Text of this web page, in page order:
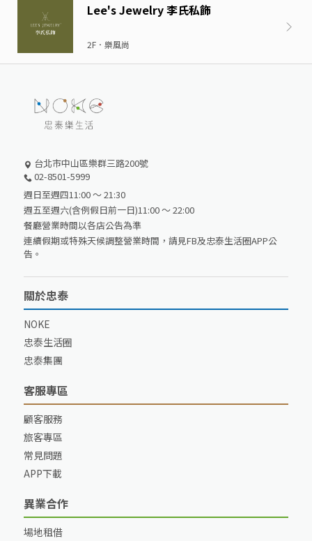
Lee's Jewelry 李氏私飾
2F．樂風尚
台北市中山區樂群三路200號
02-8501-5999
週日至週四11:00 ～ 21:30
週五至週六(含例假日前一日)11:00 ～ 22:00
餐廳營業時間以各店公告為準
連續假期或特殊天候調整營業時間，請見FB及忠泰生活圈APP公
告。
關於忠泰
NOKE
忠泰生活圈
忠泰集團
客服專區
顧客服務
旅客專區
常見問題
APP下載
異業合作
場地租借